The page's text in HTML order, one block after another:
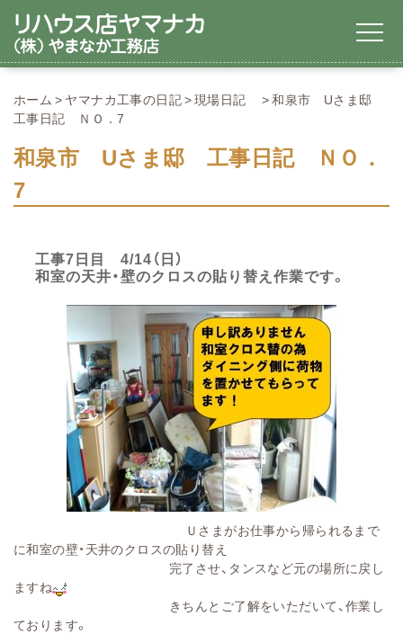
ホーム ヤマナカ工事の日記 現場日記
和泉市 Uさま邸
工事日記 ＮＯ．7
和泉市 Uさま邸 工事日記 ＮＯ．
7
工事7日目 4/14（日）
和室の天井・壁のクロスの貼り替え作業です。
Ｕさまがお仕事から帰られるまで
に和室の壁・天井のクロスの貼り替え
完了させ、タンスなど元の場所に戻し
ますね
きちんとご了解をいただいて、作業し
ております。